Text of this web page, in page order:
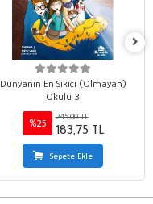
Dünyanın En Sıkıcı (Olmayan)
Okulu 3
%25
245,00 TL
183,75 TL
Sepete Ekle